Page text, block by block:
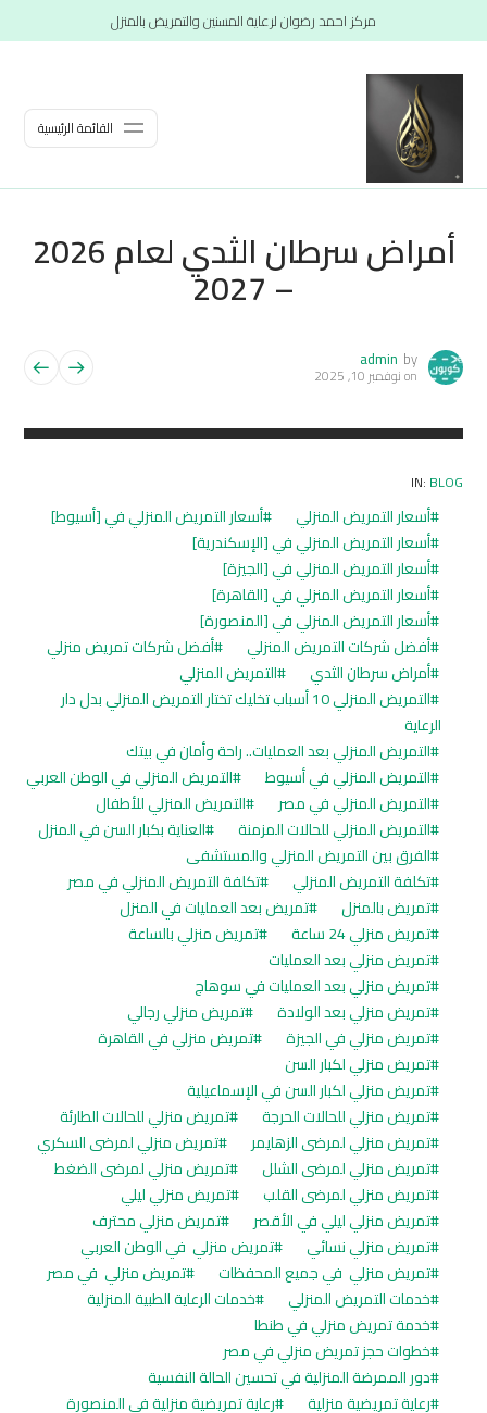
مركز احمد رضوان لرعاية المسنين والتمريض بالمنزل
القائمة الرئيسية
أمراض سرطان الثدي لعام 2026
– 2027
by
admin
onنوفمبر 10, 2025
IN: BLOG
أسعار التمريض المنزلي
أسعار التمريض المنزلي في [أسيوط]
أسعار التمريض المنزلي في [الإسكندرية]
أسعار التمريض المنزلي في [الجيزة]
أسعار التمريض المنزلي في [القاهرة]
أسعار التمريض المنزلي في [المنصورة]
أفضل شركات التمريض المنزلي
أفضل شركات تمريض منزلي
أمراض سرطان الثدي
التمريض المنزلي
التمريض المنزلي 10 أسباب تخليك تختار التمريض المنزلي بدل دار
الرعاية
التمريض المنزلي بعد العمليات.. راحة وأمان في بيتك
التمريض المنزلي في أسيوط
التمريض المنزلي في الوطن العربي
التمريض المنزلي في مصر
التمريض المنزلي للأطفال
التمريض المنزلي للحالات المزمنة
العناية بكبار السن في المنزل
الفرق بين التمريض المنزلي والمستشفى
تكلفة التمريض المنزلي
تكلفة التمريض المنزلي في مصر
تمريض بالمنزل
تمريض بعد العمليات في المنزل
تمريض منزلي 24 ساعة
تمريض منزلي بالساعة
تمريض منزلي بعد العمليات
تمريض منزلي بعد العمليات في سوهاج
تمريض منزلي بعد الولادة
تمريض منزلي رجالي
تمريض منزلي في الجيزة
تمريض منزلي في القاهرة
تمريض منزلي لكبار السن
تمريض منزلي لكبار السن في الإسماعيلية
تمريض منزلي للحالات الحرجة
تمريض منزلي للحالات الطارئة
تمريض منزلي لمرضى الزهايمر
تمريض منزلي لمرضى السكري
تمريض منزلي لمرضى الشلل
تمريض منزلي لمرضى الضغط
تمريض منزلي لمرضى القلب
تمريض منزلي ليلي
تمريض منزلي ليلي في الأقصر
تمريض منزلي محترف
تمريض منزلي نسائي
تمريض منزلي في الوطن العربي
تمريض منزلي في جميع المحفظات
تمريض منزلي في مصر
خدمات التمريض المنزلي
خدمات الرعاية الطبية المنزلية
خدمة تمريض منزلي في طنطا
خطوات حجز تمريض منزلي في مصر
دور الممرضة المنزلية في تحسين الحالة النفسية
رعاية تمريضية منزلية
رعاية تمريضية منزلية في المنصورة